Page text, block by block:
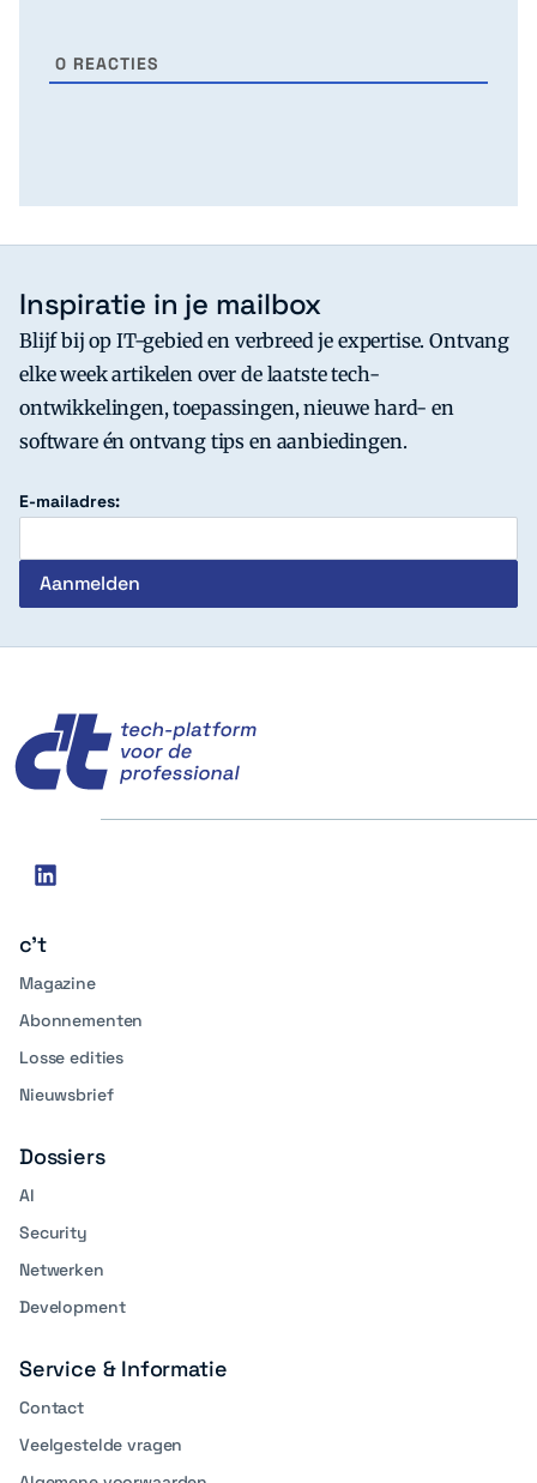
0 REACTIES
Inspiratie in je mailbox
Blijf bij op IT-gebied en verbreed je expertise. Ontvang
elke week artikelen over de laatste tech-
ontwikkelingen, toepassingen, nieuwe hard- en
software én ontvang tips en aanbiedingen.
E-mailadres:
Social
linkedin
c't
Magazine
Abonnementen
Losse edities
Nieuwsbrief
Dossiers
AI
Security
Netwerken
Development
Service & Informatie
Contact
Veelgestelde vragen